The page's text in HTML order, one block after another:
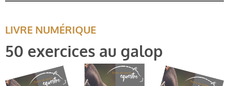
LIVRE NUMÉRIQUE
50 exercices au galop